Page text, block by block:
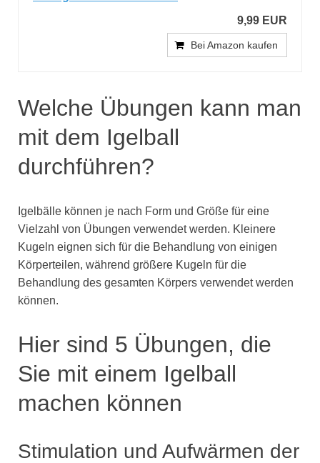
9,99 EUR
Bei Amazon kaufen
Welche Übungen kann man
mit dem Igelball
durchführen?
Igelbälle können je nach Form und Größe für eine
Vielzahl von Übungen verwendet werden. Kleinere
Kugeln eignen sich für die Behandlung von einigen
Körperteilen, während größere Kugeln für die
Behandlung des gesamten Körpers verwendet werden
können.
Hier sind 5 Übungen, die
Sie mit einem Igelball
machen können
Stimulation und Aufwärmen der